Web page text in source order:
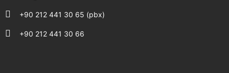
+90 212 441 30 65 (pbx)
+90 212 441 30 66